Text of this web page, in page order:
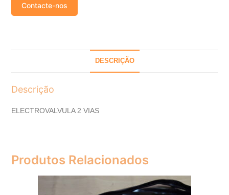
Contacte-nos
DESCRIÇÃO
Descrição
ELECTROVALVULA 2 VIAS
Produtos Relacionados